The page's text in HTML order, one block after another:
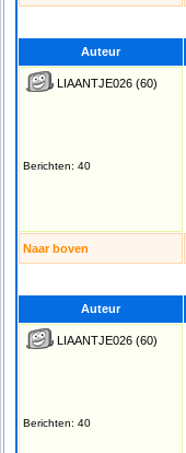
Auteur
LIAANTJE026 (60)
Berichten: 40
Naar boven
Auteur
LIAANTJE026 (60)
Berichten: 40